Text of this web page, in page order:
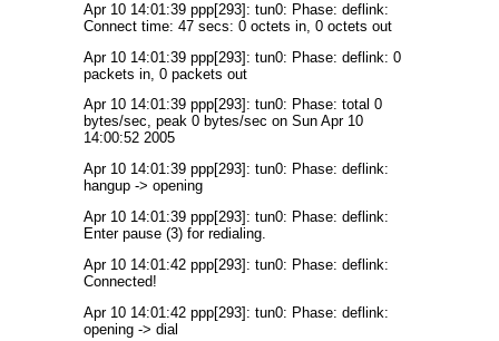
Apr 10 14:01:39 ppp[293]: tun0: Phase: deflink:
Connect time: 47 secs: 0 octets in, 0 octets out
Apr 10 14:01:39 ppp[293]: tun0: Phase: deflink: 0
packets in, 0 packets out
Apr 10 14:01:39 ppp[293]: tun0: Phase: total 0
bytes/sec, peak 0 bytes/sec on Sun Apr 10
14:00:52 2005
Apr 10 14:01:39 ppp[293]: tun0: Phase: deflink:
hangup -> opening
Apr 10 14:01:39 ppp[293]: tun0: Phase: deflink:
Enter pause (3) for redialing.
Apr 10 14:01:42 ppp[293]: tun0: Phase: deflink:
Connected!
Apr 10 14:01:42 ppp[293]: tun0: Phase: deflink:
opening -> dial